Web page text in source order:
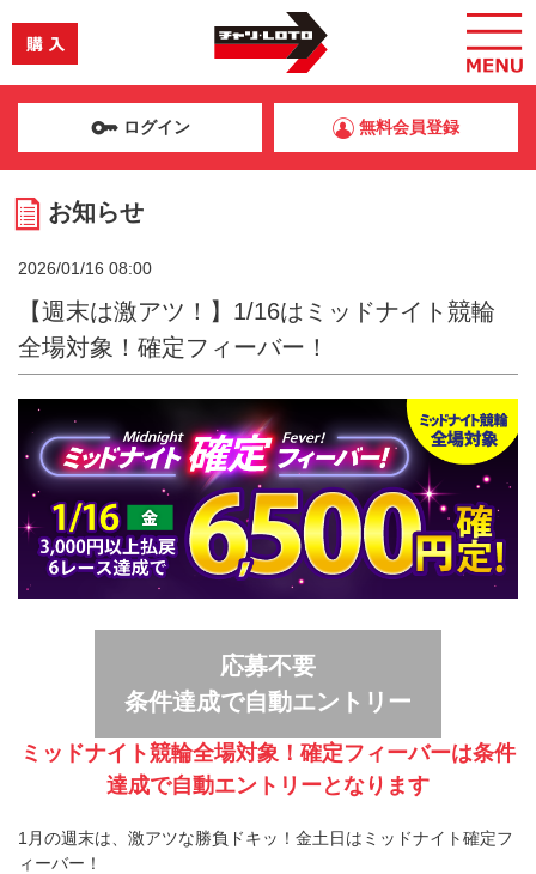
ログイン 無料会員登録
お知らせ
2026/01/16 08:00
【週末は激アツ！】1/16はミッドナイト競輪
全場対象！確定フィーバー！
応募不要
条件達成で自動エントリー
ミッドナイト競輪全場対象！確定フィーバーは条件
達成で自動エントリーとなります
1月の週末は、激アツな勝負ドキッ！金土日はミッドナイト確定フ
ィーバー！